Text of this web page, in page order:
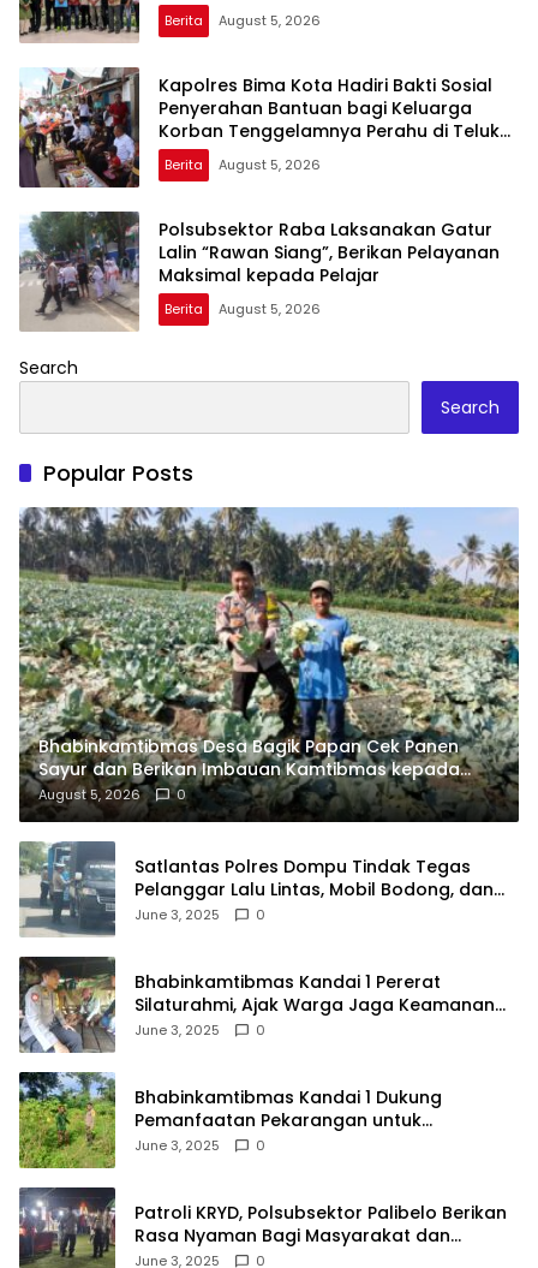
Berita August 5, 2026
Kapolres Bima Kota Hadiri Bakti Sosial
Penyerahan Bantuan bagi Keluarga
Korban Tenggelamnya Perahu di Teluk
Bima
Berita August 5, 2026
Polsubsektor Raba Laksanakan Gatur
Lalin “Rawan Siang”, Berikan Pelayanan
Maksimal kepada Pelajar
Berita August 5, 2026
Search
Search
Popular Posts
Bhabinkamtibmas Desa Bagik Papan Cek Panen
Sayur dan Berikan Imbauan Kamtibmas kepada
Warga
August 5, 2026 0
Satlantas Polres Dompu Tindak Tegas
Pelanggar Lalu Lintas, Mobil Bodong, dan
Kendaraan Tak Bayar Pajak
June 3, 2025 0
Bhabinkamtibmas Kandai 1 Pererat
Silaturahmi, Ajak Warga Jaga Keamanan
Lingkungan
June 3, 2025 0
Bhabinkamtibmas Kandai 1 Dukung
Pemanfaatan Pekarangan untuk
Ketahanan Pangan Menuju Indonesia Emas
June 3, 2025 0
Patroli KRYD, Polsubsektor Palibelo Berikan
Rasa Nyaman Bagi Masyarakat dan
Antisipasi Aksi Menjurus Premanisme
June 3, 2025 0